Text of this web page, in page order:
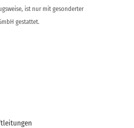
ist nur mit gesonderter
gestattet.